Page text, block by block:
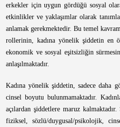
erkekler için uygun gördüğü sosyal
etkinlikler ve yaklaşımlar olarak
anlamak gerekmektedir. Bu temel
rollerinin, kadına yönelik şiddetin en
ekonomik ve sosyal eşitsizliğin
anlaşılmaktadır.
Kadına yönelik şiddetin, sadece daha
cinsel boyutu bulunmamaktadır.
açılardan şiddetlere maruz
fiziksel, sözlü/duygusal/psikolojik,